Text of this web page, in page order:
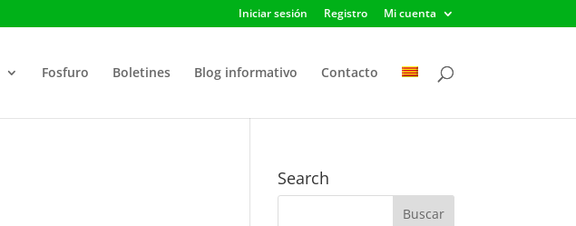
Iniciar sesión Registro Mi cuenta
Fosfuro Boletines Blog informativo Contacto
Search